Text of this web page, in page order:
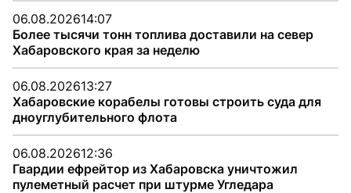
06.08.202614:07
Более тысячи тонн топлива доставили на север
Хабаровского края за неделю
06.08.202613:27
Хабаровские корабелы готовы строить суда для
дноуглубительного флота
06.08.202612:36
Гвардии ефрейтор из Хабаровска уничтожил
пулеметный расчет при штурме Угледара